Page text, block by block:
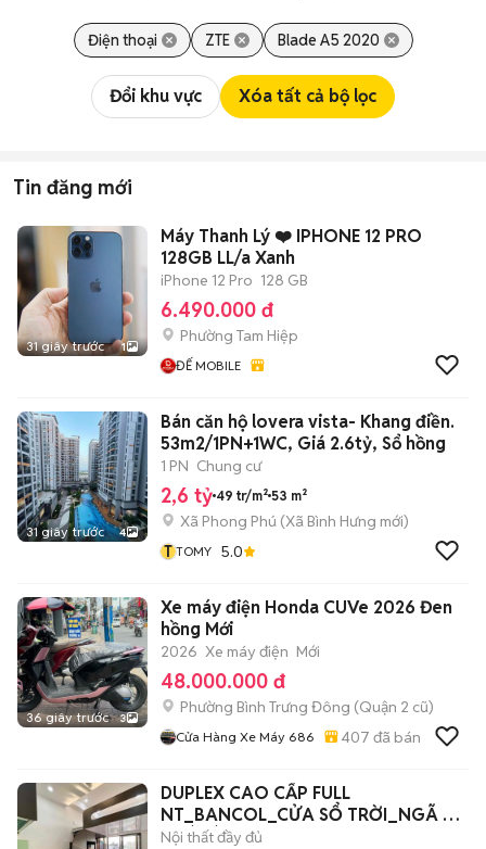
Điện thoại ZTE Blade A5 2020
Đổi khu vực Xóa tất cả bộ lọc
Tin đăng mới
31 giây trước 1
Máy Thanh Lý ❤️ IPHONE 12 PRO
128GB LL/a Xanh
iPhone 12 Pro 128 GB
6.490.000 đ
Phường Tam Hiệp
ĐẾ MOBILE
31 giây trước 4
Bán căn hộ lovera vista- Khang điền.
53m2/1PN+1WC, Giá 2.6tỷ, Sổ hồng
1 PN Chung cư
2,6 tỷ 49 tr/m² 53 m²
Xã Phong Phú (Xã Bình Hưng mới)
T TOMY 5.0
36 giây trước 3
Xe máy điện Honda CUVe 2026 Đen
hồng Mới
2026 Xe máy điện Mới
48.000.000 đ
Phường Bình Trưng Đông (Quận 2 cũ)
Cửa Hàng Xe Máy 686 407 đã bán
DUPLEX CAO CẤP FULL
NT_BANCOL_CỬA SỔ TRỜI_NGÃ TƯ
HOÀ BÌNH
Nội thất đầy đủ